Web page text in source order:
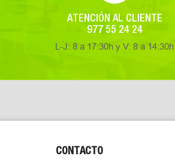
ATENCIÓN AL CLIENTE
977 55 24 24
L-J: 8 a 17:30h y V: 8 a 14:30h
CONTACTO